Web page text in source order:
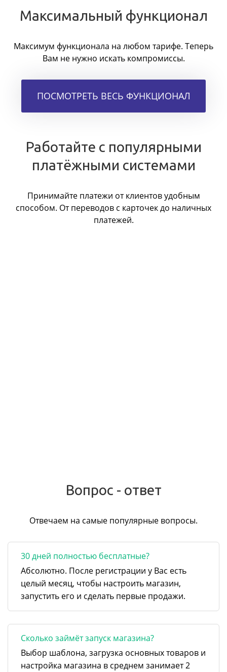
Максимальный функционал
Максимум функционала на любом тарифе. Теперь
Вам не нужно искать компромиссы.
ПОСМОТРЕТЬ ВЕСЬ ФУНКЦИОНАЛ
Работайте с популярными
платёжными системами
Принимайте платежи от клиентов удобным
способом. От переводов с карточек до наличных
платежей.
Вопрос - ответ
Отвечаем на самые популярные вопросы.
30 дней полностью бесплатные?
Абсолютно. После регистрации у Вас есть
целый месяц, чтобы настроить магазин,
запустить его и сделать первые продажи.
Сколько займёт запуск магазина?
Выбор шаблона, загрузка основных товаров и
настройка магазина в среднем занимает 2